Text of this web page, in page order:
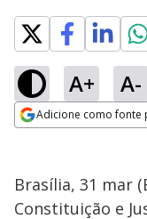
A+ A-
Adicione como fonte
Brasília, 31 mar
Constituição e